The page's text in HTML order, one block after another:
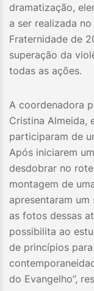
dramatização,
a ser realizada
Fraternidade de
superação da
todas as ações.
A coordenadora
Cristina Almeida,
participaram de
Após iniciarem
desdobrar no
montagem de
apresentaram
as fotos dessas
possibilita ao
de princípios
do Evangelho”,